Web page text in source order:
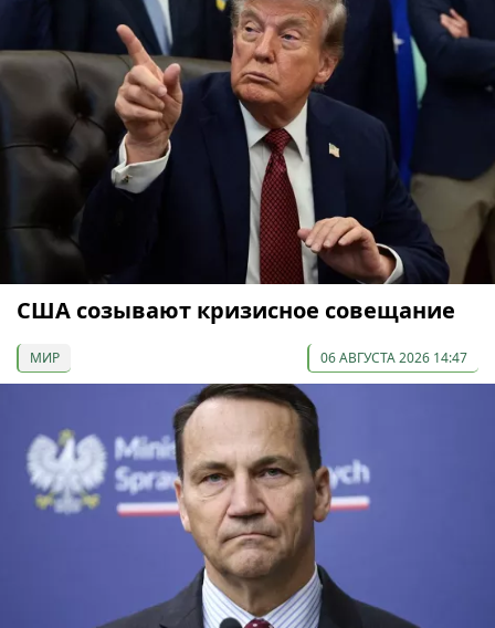
США созывают кризисное совещание
МИР 06 АВГУСТА 2026 14:47